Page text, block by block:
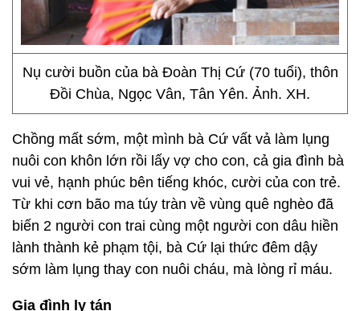
Nụ cười buồn của bà Đoàn Thị Cứ (70 tuổi), thôn
Đồi Chùa, Ngọc Vân, Tân Yên. Ảnh. XH.
Chồng mất sớm, một mình bà Cứ vất vả làm lụng
nuôi con khôn lớn rồi lấy vợ cho con, cả gia đình bà
vui vẻ, hạnh phúc bên tiếng khóc, cười của con trẻ.
Từ khi cơn bão ma túy tràn về vùng quê nghèo đã
biến 2 người con trai cùng một người con dâu hiền
lành thành kẻ phạm tội, bà Cứ lại thức đêm dậy
sớm làm lụng thay con nuôi cháu, mà lòng rỉ máu.
Gia đình ly tán